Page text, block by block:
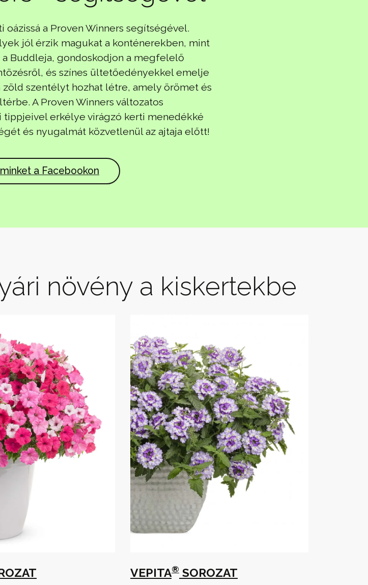
a Proven Winners segítségével.
jól érzik magukat a konténerekben, mint
a Buddleja, gondoskodjon a megfelelő
és színes ültetőedényekkel emelje
szentélyt hozhat létre, amely örömet és
A Proven Winners változatos
tippjeivel erkélye virágzó kerti menedékké
és nyugalmát közvetlenül az ajtaja előtt!
a Facebookon
növény a kiskertekbe
VEPITA® SOROZAT